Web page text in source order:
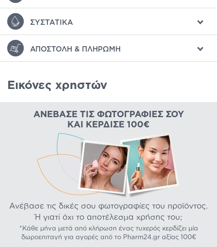
ΣΥΣΤΑΤΙΚΆ
ΑΠΟΣΤΟΛΉ & ΠΛΗΡΩΜΉ
Εικόνες χρηστών
ΑΝΈΒΑΣΕ ΤΙΣ ΦΩΤΟΓΡΑΦΊΕΣ ΣΟΥ
ΚΑΙ ΚΈΡΔΙΣΕ 100€
Ανέβασε τις δικές σου φωτογραφίες του προϊόντος.
Ή γιατί όχι το αποτέλεσμα χρήσης του;
*Κάθε μήνα μετά από κλήρωση ένας τυχερός κερδίζει μία
δωροεπιταγή για αγορές από το Pharm24.gr αξίας 100€